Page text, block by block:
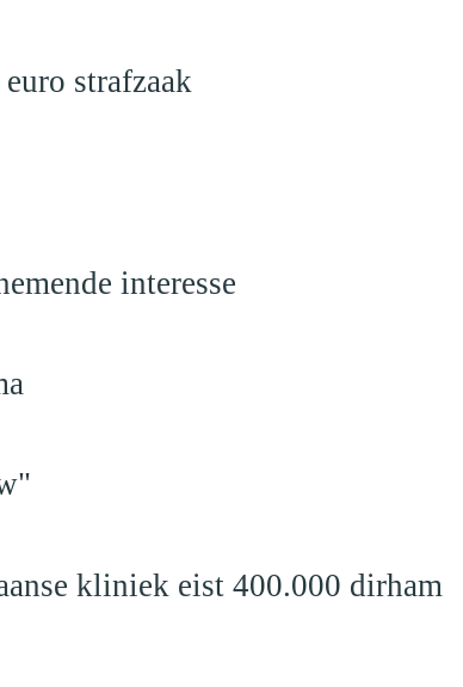
strafzaak
interesse
kliniek eist 400.000 dirham